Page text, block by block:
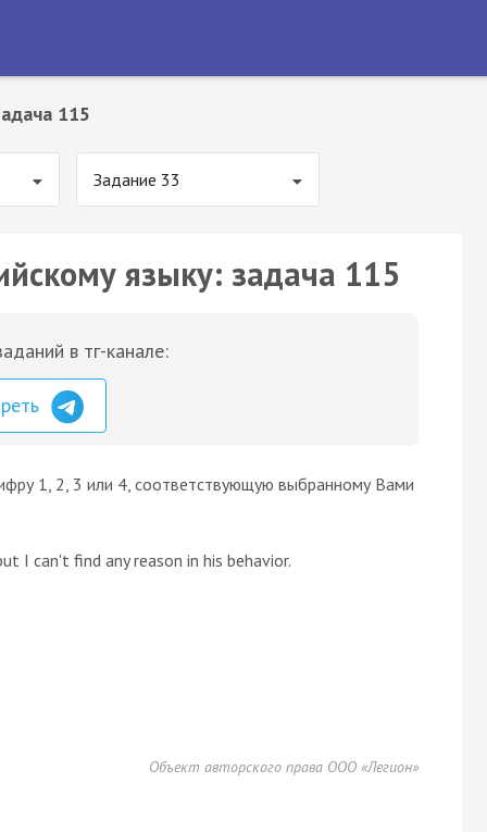
115
Задание 33
языку: задача 115
в тг-канале:
1, 2, 3 или 4, соответствующую выбранному Вами
I can't find any reason in his behavior.
Объект авторского права ООО «Легион»